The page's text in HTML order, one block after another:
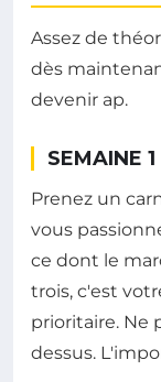
Assez de
dès
devenir ap.
SEMAINE
Prenez un
vous
ce dont le
trois, c'est
prioritaire. Ne
dessus.